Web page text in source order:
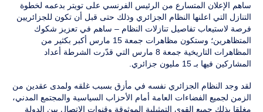
ساهم الإعلان المتسارع من الرئيس الفرنسي على تويتر بدعمه لخطوة
التنازل التي اعلنها النظام الجزائري وذلك حتى قبل أن تكون للجزائريين
فرصة لاستيعاب تفاصيل تنازلات النظام – ساهم في تعزيز شكوك
المتظاهرين؛ وستكون مظاهرات جمعة 15 مارس أكبر بكثير من
المظاهرات التاريخية جمعة 8 مارس التي قدّرت الشرطة أعداد
المشاركين فيها بـ 15 مليون جزائري.
لقد وجد النظام الجزائري نفسه في مأزق بسبب غلقه ولمدى عقدين من
الزمن لجميع الفضاءات العامة أمام الأحزاب السياسية والمجتمع المدني،
مغلقا بذلك جميع القوى التمثيلية الموثوقة وقنوات الاتصال بين الدولة